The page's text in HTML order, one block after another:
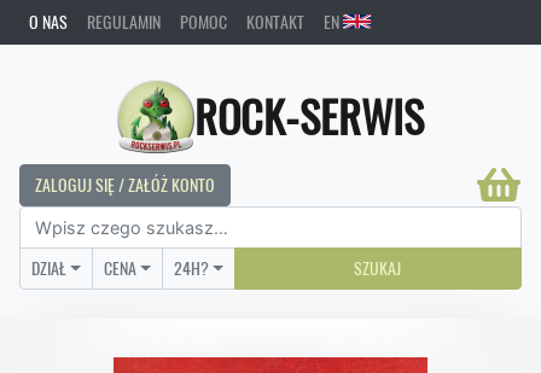
O NAS REGULAMIN POMOC KONTAKT EN
ROCK-SERWIS
ZALOGUJ SIĘ / ZAŁÓŻ KONTO
DZIAŁ CENA 24H? SZUKAJ